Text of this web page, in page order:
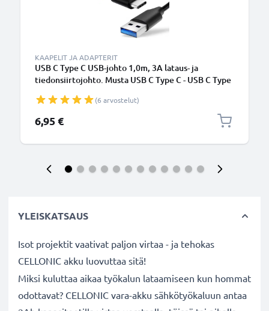
KAAPELIT JA ADAPTERIT
USB C Type C USB-johto 1,0m, 3A lataus- ja
tiedonsiirtojohto. Musta USB C Type C - USB C Type
(6 arvostelut)
6,95 €
YLEISKATSAUS
Isot projektit vaativat paljon virtaa - ja tehokas
CELLONIC akku luovuttaa sitä!
Miksi kuluttaa aikaa työkalun lataamiseen kun hommat
odottavat? CELLONIC vara-akku sähkötyökaluun antaa